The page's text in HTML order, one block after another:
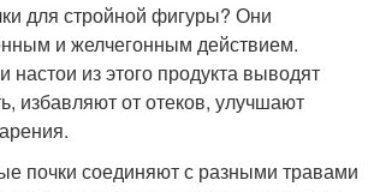
для стройной фигуры? Они
и желчегонным действием.
настои из этого продукта выводят
избавляют от отеков, улучшают
почки соединяют с разными травами